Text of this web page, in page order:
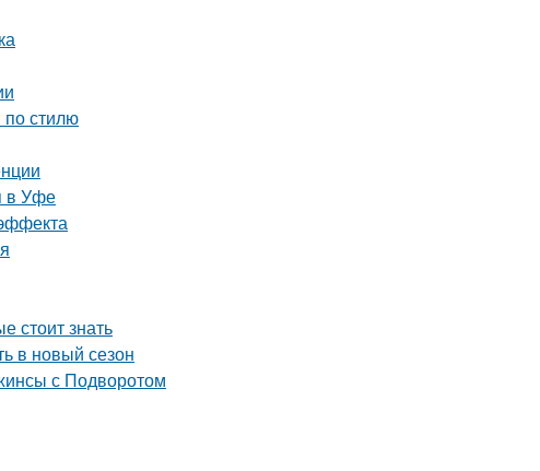
по стилю
в Уфе
стоит знать
в новый сезон
с Подворотом